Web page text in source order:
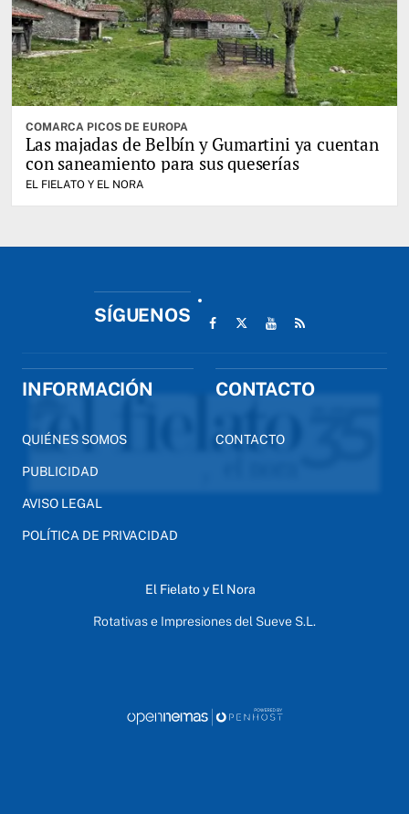
COMARCA PICOS DE EUROPA
Las majadas de Belbín y Gumartini ya cuentan
con saneamiento para sus queserías
EL FIELATO Y EL NORA
SÍGUENOS
INFORMACIÓN
QUIÉNES SOMOS
PUBLICIDAD
AVISO LEGAL
POLÍTICA DE PRIVACIDAD
CONTACTO
CONTACTO
El Fielato y El Nora
Rotativas e Impresiones del Sueve S.L.